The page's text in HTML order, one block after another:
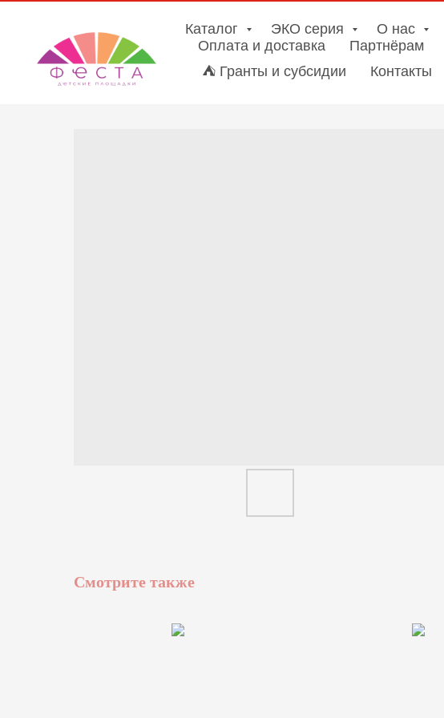
Каталог ЭКО серия
О нас
Оплата и доставка
Партнёрам
⛺ Гранты и субсидии
Контакты
Смотрите также